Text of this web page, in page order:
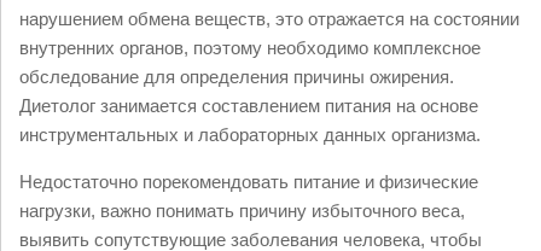
нарушением обмена веществ, это отражается на состоянии
внутренних органов, поэтому необходимо комплексное
обследование для определения причины ожирения.
Диетолог занимается составлением питания на основе
инструментальных и лабораторных данных организма.
Недостаточно порекомендовать питание и физические
нагрузки, важно понимать причину избыточного веса,
выявить сопутствующие заболевания человека, чтобы